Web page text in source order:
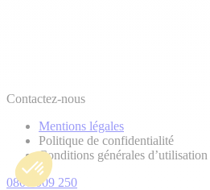
Contactez-nous
Mentions légales
Politique de confidentialité
Conditions générales
0800 009 250